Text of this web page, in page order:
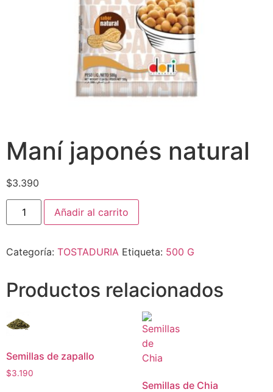
Maní japonés natural
$3.390
Añadir al carrito
Categoría: TOSTADURIA Etiqueta: 500 G
Productos relacionados
Semillas de zapallo
$3.190
Semillas de Chia